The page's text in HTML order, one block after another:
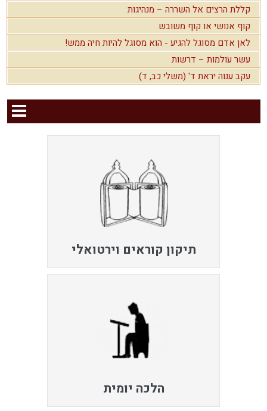
קללת הרצים אל השררה – מנהיגות
קוף אנושי או קוף משובש
לאן אדם מסוגל להגיע - הוא מסוגל להיות חיה ממש!
עשר עולמות – דרשות
עקב ענוה יראת ד' (משלי כב, ד)
תיקון קוראים וירטואלי
הלכה יומית